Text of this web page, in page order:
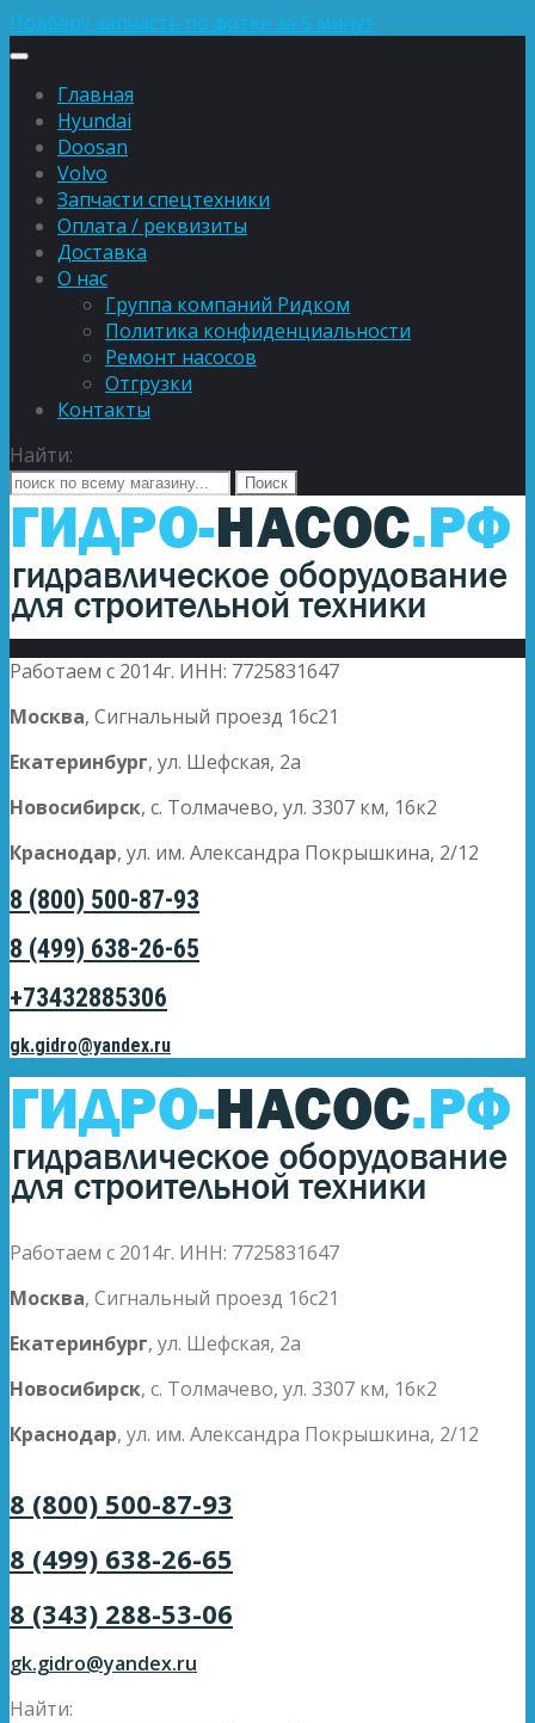
Подберу запчасть по фотке за 5 минут
Главная
Hyundai
Doosan
Volvo
Запчасти спецтехники
Оплата / реквизиты
Доставка
О нас
Группа компаний Ридком
Политика конфиденциальности
Ремонт насосов
Отгрузки
Контакты
Найти:
Работаем с 2014г. ИНН: 7725831647
Москва, Сигнальный проезд 16с21
Екатеринбург, ул. Шефская, 2а
Новосибирск, с. Толмачево, ул. 3307 км, 16к2
Краснодар, ул. им. Александра Покрышкина, 2/12
8 (800) 500-87-93
8 (499) 638-26-65
+73432885306
gk.gidro@yandex.ru
Работаем с 2014г. ИНН: 7725831647
Москва, Сигнальный проезд 16с21
Екатеринбург, ул. Шефская, 2а
Новосибирск, с. Толмачево, ул. 3307 км, 16к2
Краснодар, ул. им. Александра Покрышкина, 2/12
8 (800) 500-87-93
8 (499) 638-26-65
8 (343) 288-53-06
gk.gidro@yandex.ru
Найти: